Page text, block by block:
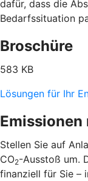
dafür, dass die
Bedarfssituation
Broschüre
583 KB
Lösungen für Ihr
Emissionen
Stellen Sie auf
CO2-Ausstoß um.
finanziell für Sie –